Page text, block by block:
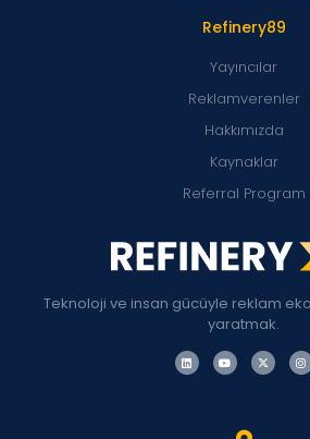
Teknoloji ve insan gücüyle reklam
yaratmak.
Refinery89
Yayıncılar
Reklamverenler
Hakkımızda
Kaynaklar
Referral Program